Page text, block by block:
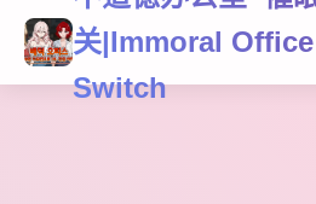
关|Immoral
Switch